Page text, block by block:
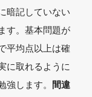
暗記していない
す。基本問題が
平均点以上は確
に取れるように
強します。 間違